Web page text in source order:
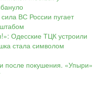
ВС России пугает
Одесские ТЦК устроили
стала символом
после покушения. «Упыри»